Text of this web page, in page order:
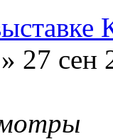
» 27 сен